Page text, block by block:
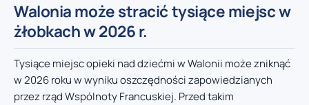
Walonia może stracić tysiące miejsc w
żłobkach w 2026 r.
Tysiące miejsc opieki nad dziećmi w Walonii może zniknąć
w 2026 roku w wyniku oszczędności zapowiedzianych
przez rząd Wspólnoty Francuskiej. Przed takim